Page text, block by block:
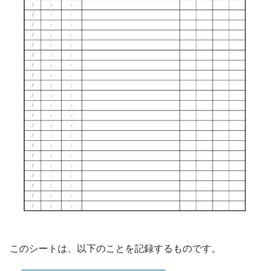
このシートは、以下のことを記録するものです。